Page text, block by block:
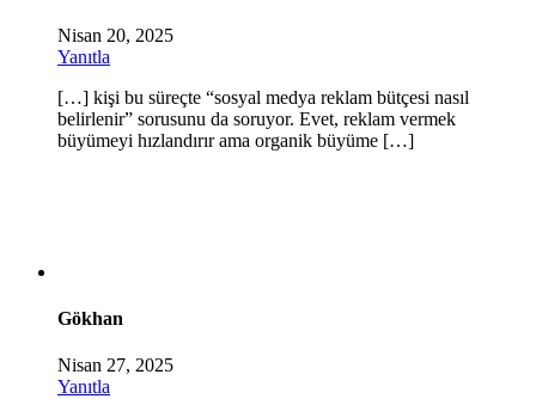
Nisan 20, 2025
Yanıtla
[…] kişi bu süreçte “sosyal medya reklam bütçesi nasıl
belirlenir” sorusunu da soruyor. Evet, reklam vermek
büyümeyi hızlandırır ama organik büyüme […]
Gökhan
Nisan 27, 2025
Yanıtla